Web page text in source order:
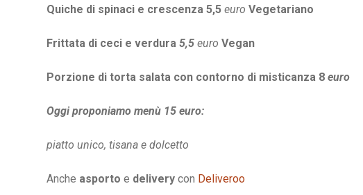
Quiche di spinaci e crescenza 5,5 euro Vegetariano
Frittata di ceci e verdura 5,5 euro Vegan
Porzione di torta salata con contorno di misticanza 8 euro
Oggi proponiamo menù 15 euro:
piatto unico, tisana e dolcetto
Anche asporto e delivery con Deliveroo